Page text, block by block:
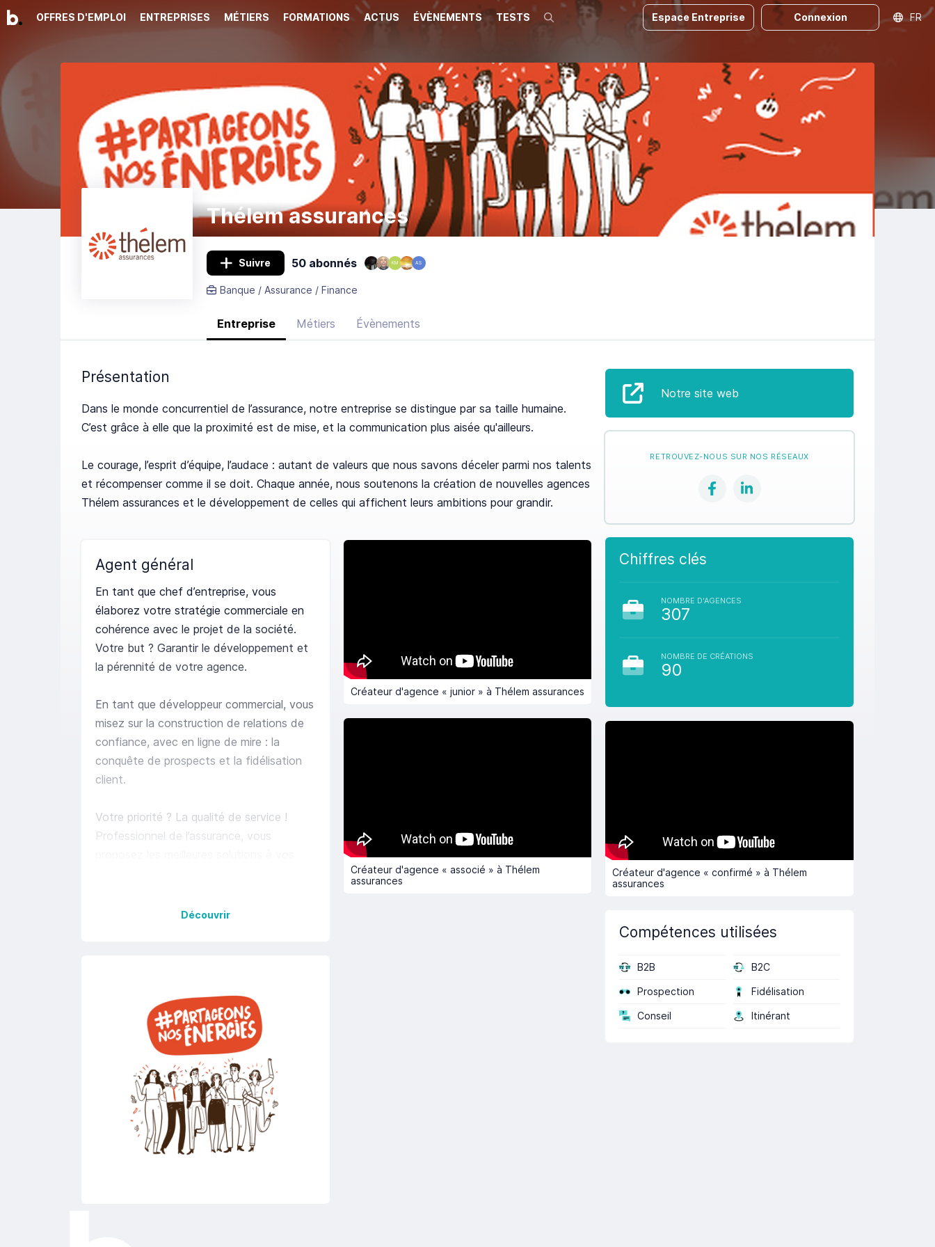
OFFRES D'EMPLOI ENTREPRISES MÉTIERS FORMATIONS ACTUS ÉVÈNEMENTS TESTS Recherche Espace Entreprise Connexion FR
Thélem assurances
Suivre 50 abonnés KM AS
Banque / Assurance / Finance
Entreprise Métiers Évènements
Présentation
Dans le monde concurrentiel de l’assurance, notre entreprise se distingue par sa taille humaine.
C’est grâce à elle que la proximité est de mise, et la communication plus aisée qu'ailleurs.
Le courage, l’esprit d’équipe, l’audace : autant de valeurs que nous savons déceler parmi nos talents
et récompenser comme il se doit. Chaque année, nous soutenons la création de nouvelles agences
Thélem assurances et le développement de celles qui affichent leurs ambitions pour grandir.
Agent général
En tant que chef d’entreprise, vous
élaborez votre stratégie commerciale en
cohérence avec le projet de la société.
Votre but ? Garantir le développement et
la pérennité de votre agence.
En tant que développeur commercial, vous
misez sur la construction de relations de
confiance, avec en ligne de mire : la
conquête de prospects et la fidélisation
client.
Votre priorité ? La qualité de service !
Professionnel de l’assurance, vous
Votre rôle à terme, c’est aussi celui d’un
commerciales.
En tant qu’ambassadeur de notre image
de marque, vous véhiculez nos valeurs.
Vos meilleurs atouts ? Votre leadership,
votre dynamisme et votre engagement !
Commercial dans l’âme, vous êtes guidé
Découvrir
Créateur d'agence « junior » à Thélem assurances
Créateur d'agence « associé » à Thélem
assurances
Notre site web
RETROUVEZ-NOUS SUR NOS RÉSEAUX
Chiffres clés
NOMBRE D'AGENCES
307
NOMBRE DE CRÉATIONS
90
Créateur d'agence « confirmé » à Thélem
assurances
Compétences utilisées
B2B B2C
Prospection Fidélisation
Conseil Itinérant